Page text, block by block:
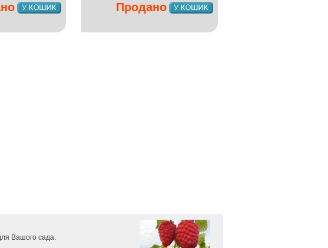
Продано
Вашого сада.